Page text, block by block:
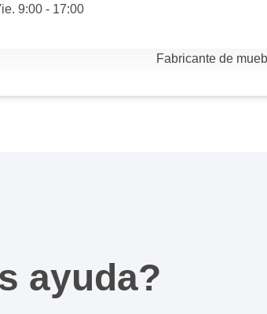
9:00 - 17:00
Fabricante de
ayuda?